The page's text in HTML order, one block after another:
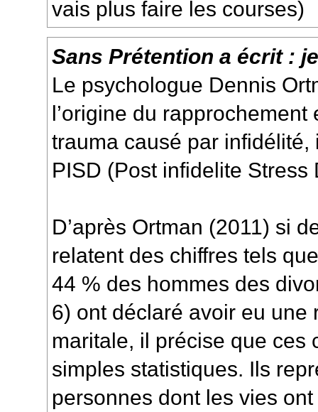
vais plus faire les courses)
Sans Prétention a écrit :
Le psychologue Dennis
l’origine du
trauma causé par infidélité,
PISD (Post infidelite Stress
D’après Ortman (2011) si
relatent des chiffres tels
44 % des hommes des
6) ont déclaré avoir eu une
maritale, il précise que ces
simples statistiques. Ils
personnes dont les vies